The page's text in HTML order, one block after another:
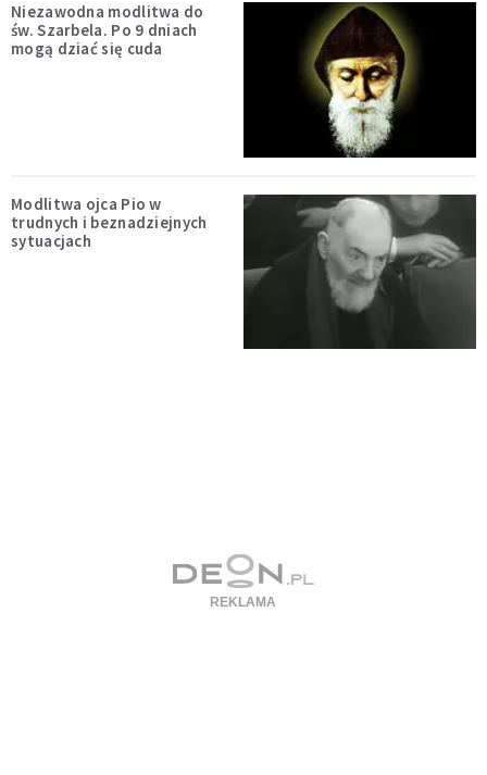
Niezawodna modlitwa do
św. Szarbela. Po 9 dniach
mogą dziać się cuda
Modlitwa ojca Pio w
trudnych i beznadziejnych
sytuacjach